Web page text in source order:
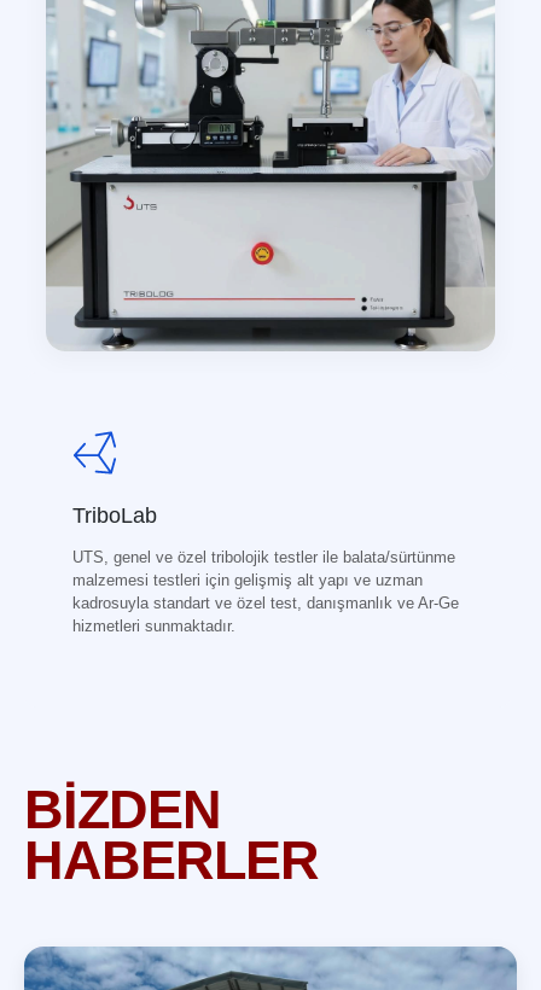
TriboLab
UTS, genel ve özel tribolojik testler ile balata/sürtünme
malzemesi testleri için gelişmiş alt yapı ve uzman
kadrosuyla standart ve özel test, danışmanlık ve Ar-Ge
hizmetleri sunmaktadır.
BİZDEN
HABERLER